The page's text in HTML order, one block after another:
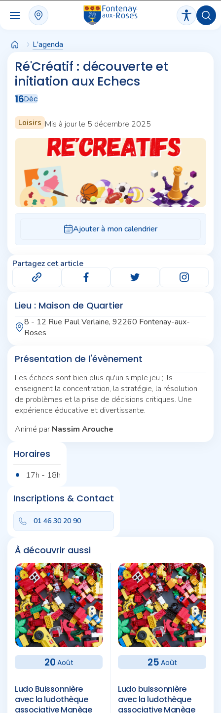
L'agenda
Ré'Créatif : découverte et
initiation aux Echecs
16Déc
Loisirs Mis à jour le 5 décembre 2025
Partagez cet article
Lieu : Maison de Quartier
8 - 12 Rue Paul Verlaine, 92260 Fontenay-aux-
Roses
Présentation de l'évènement
Les échecs sont bien plus qu'un simple jeu ; ils
enseignent la concentration, la stratégie, la résolution
de problèmes et la prise de décisions critiques. Une
expérience éducative et divertissante.
Animé par Nassim Arouche
Horaires
17h - 18h
Inscriptions & Contact
01 46 30 20 90
À découvrir aussi
20 Août
Ludo Buissonnière
avec la ludothèque
associative Manège
25 Août
Ludo buissonnière
avec la ludothèque
associative Manège
Panneau de gestion des cookies